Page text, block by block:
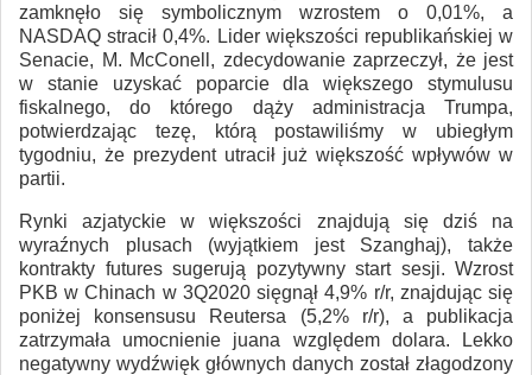
zamknęło się symbolicznym wzrostem o 0,01%, a
NASDAQ stracił 0,4%. Lider większości republikańskiej w
Senacie, M. McConell, zdecydowanie zaprzeczył, że jest
w stanie uzyskać poparcie dla większego stymulusu
fiskalnego, do którego dąży administracja Trumpa,
potwierdzając tezę, którą postawiliśmy w ubiegłym
tygodniu, że prezydent utracił już większość wpływów w
partii.
Rynki azjatyckie w większości znajdują się dziś na
wyraźnych plusach (wyjątkiem jest Szanghaj), także
kontrakty futures sugerują pozytywny start sesji. Wzrost
PKB w Chinach w 3Q2020 sięgnął 4,9% r/r, znajdując się
poniżej konsensusu Reutersa (5,2% r/r), a publikacja
zatrzymała umocnienie juana względem dolara. Lekko
negatywny wydźwięk głównych danych został złagodzony